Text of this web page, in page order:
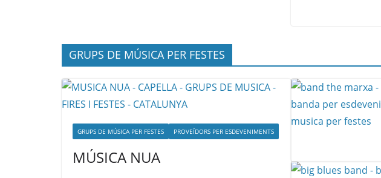
GRUPS DE MÚSICA PER FESTES
GRUPS DE MÚSICA PER FESTES PROVEÏDORS PER ESDEVENIMENTS
MÚSICA NUA